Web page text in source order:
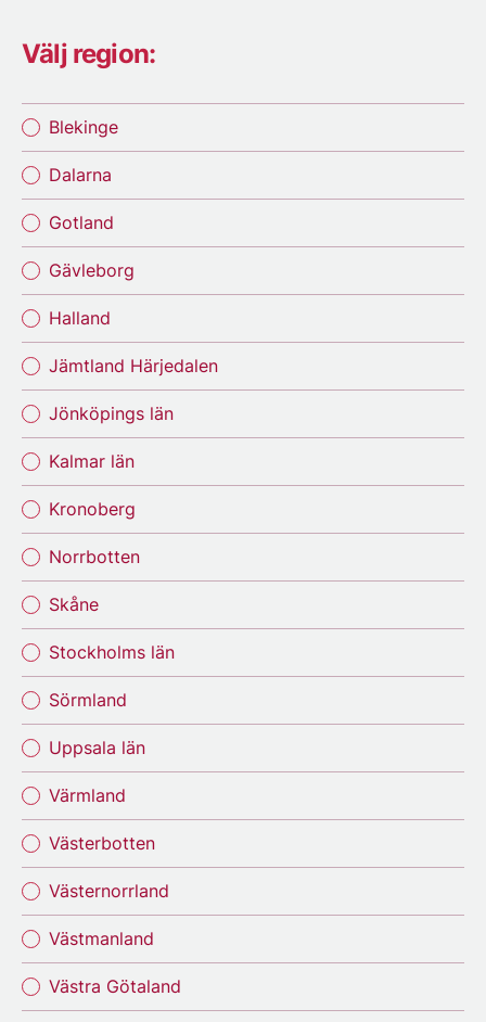
Välj region:
Blekinge
Dalarna
Gotland
Gävleborg
Halland
Jämtland Härjedalen
Jönköpings län
Kalmar län
Kronoberg
Norrbotten
Skåne
Stockholms län
Sörmland
Uppsala län
Värmland
Västerbotten
Västernorrland
Västmanland
Västra Götaland